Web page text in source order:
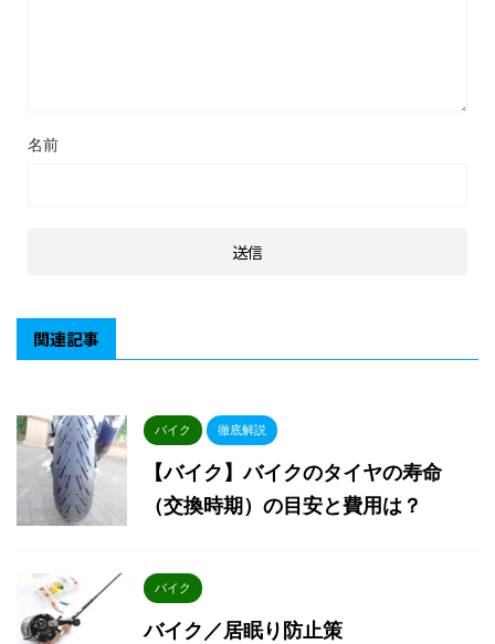
名前
関連記事
バイク 徹底解説
【バイク】バイクのタイヤの寿命
（交換時期）の目安と費用は？
バイク
バイク／居眠り防止策